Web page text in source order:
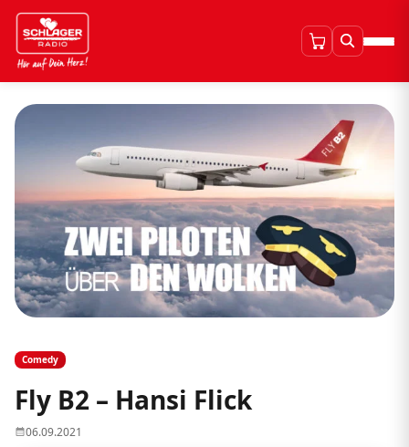
Comedy
Fly B2 – Hansi Flick
06.09.2021